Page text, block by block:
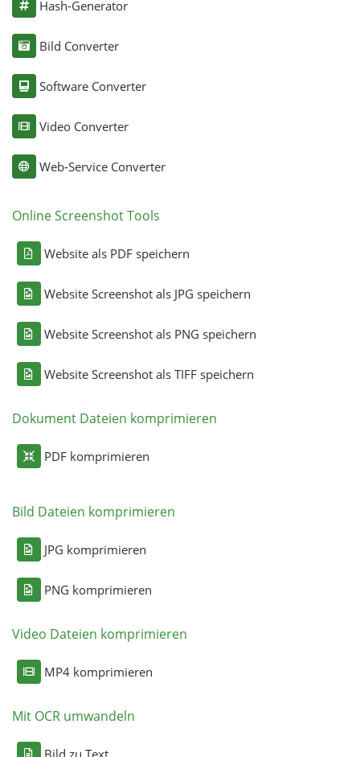
Hash-Generator
Bild Converter
Software Converter
Video Converter
Web-Service Converter
Online Screenshot Tools
Website als PDF speichern
Website Screenshot als JPG speichern
Website Screenshot als PNG speichern
Website Screenshot als TIFF speichern
Dokument Dateien komprimieren
PDF komprimieren
Bild Dateien komprimieren
JPG komprimieren
PNG komprimieren
Video Dateien komprimieren
MP4 komprimieren
Mit OCR umwandeln
Bild zu Text